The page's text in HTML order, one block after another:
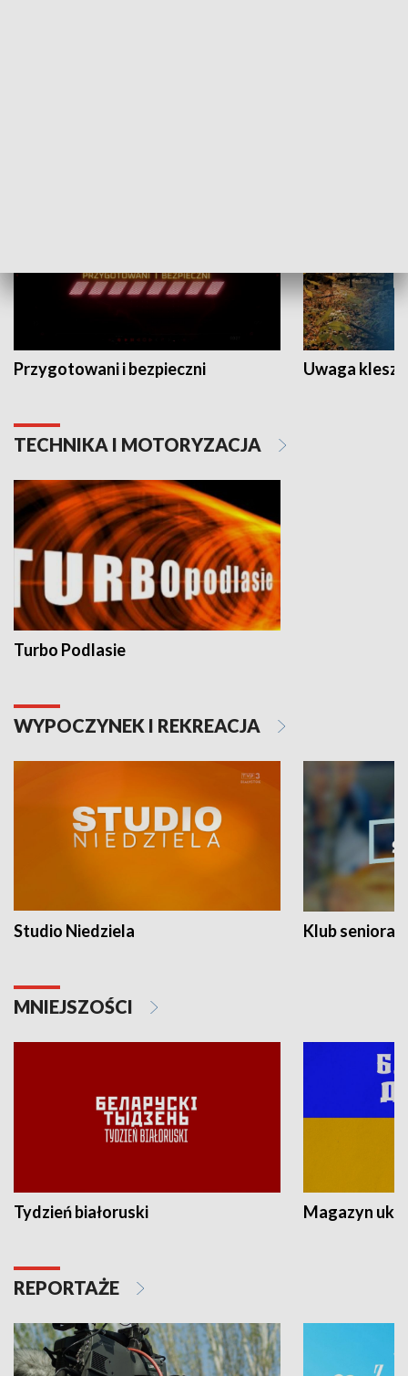
Przygotowani i bezpieczni Uwaga
TECHNIKA I MOTORYZACJA
Turbo Podlasie
WYPOCZYNEK I REKREACJA
Studio Niedziela Klub seniora
MNIEJSZOŚCI
Tydzień białoruski Magazyn
REPORTAŻE